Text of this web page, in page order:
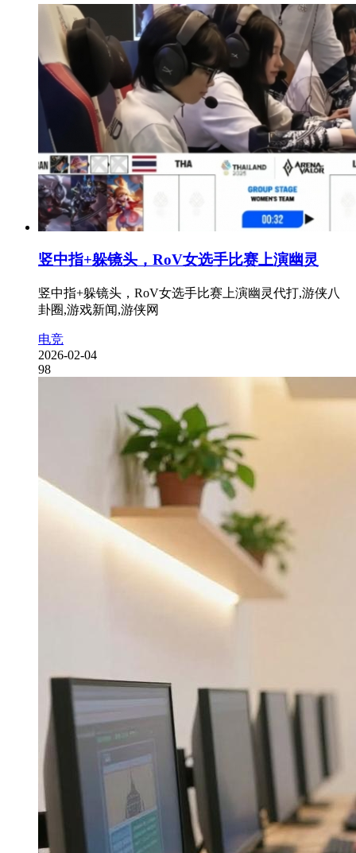
竖中指+躲镜头，RoV女选手比赛上演幽灵
竖中指+躲镜头，RoV女选手比赛上演幽灵代打,游侠八
卦圈,游戏新闻,游侠网
电竞
2026-02-04
98